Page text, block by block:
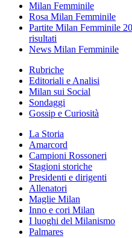
Milan Femminile
Rosa Milan Femminile
Partite Milan Femminile
risultati
News Milan Femminile
Rubriche
Editoriali e Analisi
Milan sui Social
Sondaggi
Gossip e Curiosità
La Storia
Amarcord
Campioni Rossoneri
Stagioni storiche
Presidenti e dirigenti
Allenatori
Maglie Milan
Inno e cori Milan
I luoghi del Milanismo
Palmares